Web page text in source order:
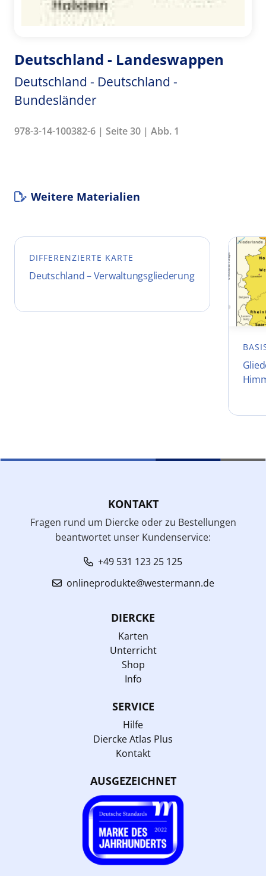
Deutschland - Landeswappen
Deutschland - Deutschland -
Bundesländer
978-3-14-100382-6 | Seite 30 | Abb. 1
Weitere Materialien
DIFFERENZIERTE KARTE
Deutschland – Verwaltungsgliederung
KONTAKT
Fragen rund um Diercke oder zu Bestellungen
beantwortet unser Kundenservice:
+49 531 123 25 125
onlineprodukte@westermann.de
DIERCKE
Karten
Unterricht
Shop
Info
SERVICE
Hilfe
Diercke Atlas Plus
Kontakt
AUSGEZEICHNET